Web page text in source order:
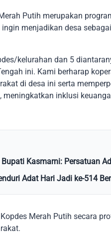
Putih merupakan
menjadikan desa
kelurahan dan 5
ini. Kami berharap
di desa ini serta
inklusi
Kasmarni: Persatuan
Adat Hari Jadi ke-514
Merah Putih secara